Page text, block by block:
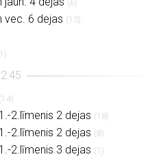
(6)
vec. 6 dejas (13)
(14)
2.līmenis 2 dejas (18)
2.līmenis 2 dejas (8)
2.līmenis 3 dejas (1)